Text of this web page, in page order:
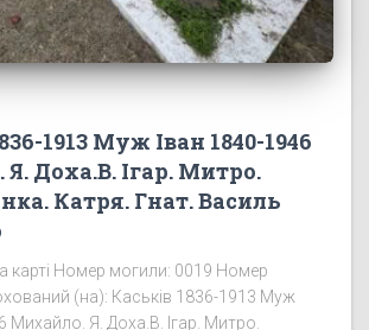
1913 Муж Іван 1840-1946
Доха.В. Ігар. Митро.
Катря. Гнат. Василь
карті Номер могили: 0019 Номер
(на): Каськів 1836-1913 Муж
Михайло. Я. Доха.В. Ігар. Митро.